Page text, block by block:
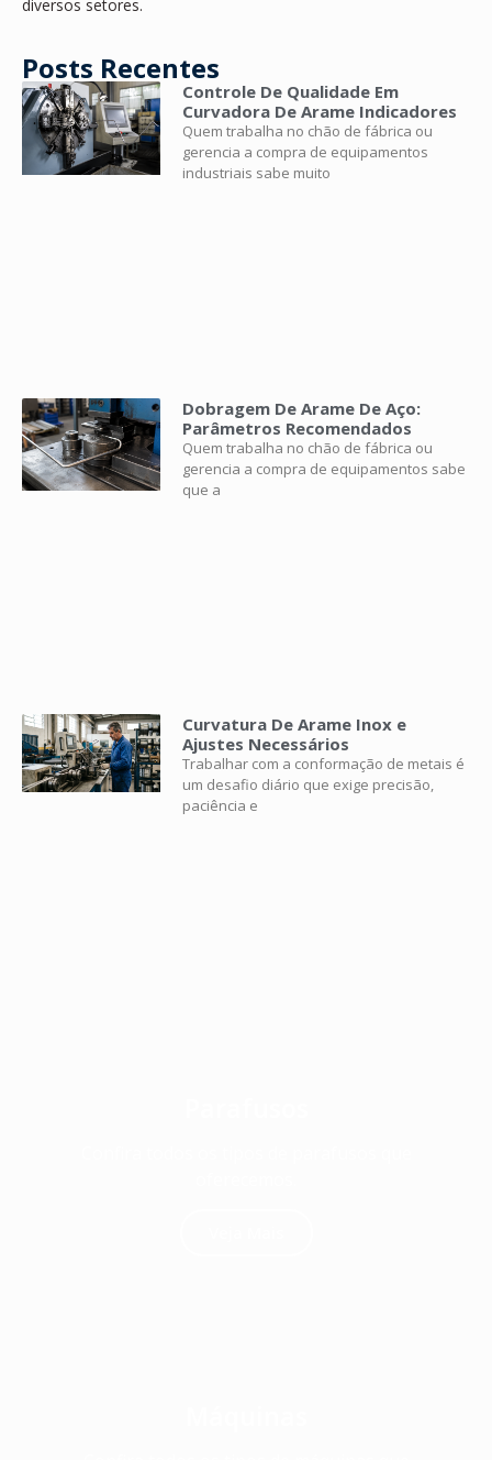
diversos setores.
Posts Recentes
Controle De Qualidade Em
Curvadora De Arame Indicadores
Quem trabalha no chão de fábrica ou
gerencia a compra de equipamentos
industriais sabe muito
Dobragem De Arame De Aço:
Parâmetros Recomendados
Quem trabalha no chão de fábrica ou
gerencia a compra de equipamentos sabe
que a
Curvatura De Arame Inox e
Ajustes Necessários
Trabalhar com a conformação de metais é
um desafio diário que exige precisão,
paciência e